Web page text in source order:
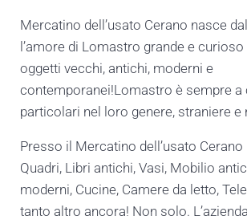
Mercatino dell’usato Cerano nasce
l’amore di Lomastro grande e
oggetti vecchi, antichi, moderni e
contemporanei!Lomastro è sempre a
particolari nel loro genere, straniere e
Presso il Mercatino dell’usato
Quadri, Libri antichi, Vasi, Mobilio
moderni, Cucine, Camere da letto,
tanto altro ancora! Non solo.